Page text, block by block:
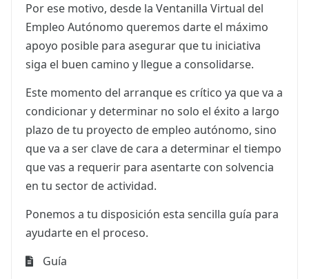
Por ese motivo, desde la Ventanilla Virtual del
Empleo Autónomo queremos darte el máximo
apoyo posible para asegurar que tu iniciativa
siga el buen camino y llegue a consolidarse.
Este momento del arranque es crítico ya que va a
condicionar y determinar no solo el éxito a largo
plazo de tu proyecto de empleo autónomo, sino
que va a ser clave de cara a determinar el tiempo
que vas a requerir para asentarte con solvencia
en tu sector de actividad.
Ponemos a tu disposición esta sencilla guía para
ayudarte en el proceso.
Guía